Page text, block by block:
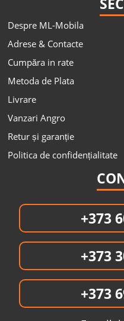
Despre ML-Mobila
Adrese & Contacte
Cumpăra in rate
Metoda de Plata
Livrare
Vanzari Angro
Retur și garanție
Politica de confidențialitate
+373
+373
+373